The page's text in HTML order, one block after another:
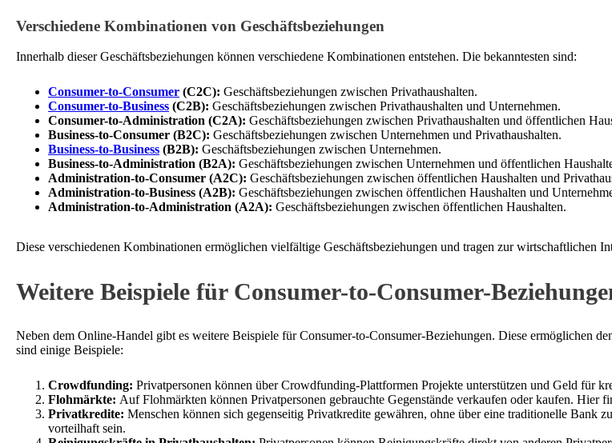
Verschiedene Kombinationen von Geschäftsbeziehungen
Innerhalb dieser Geschäftsbeziehungen können verschiedene Kombinationen entstehen. Die bekanntesten sind:
Consumer-to-Consumer (C2C): Geschäftsbeziehungen zwischen Privathaushalten.
Consumer-to-Business (C2B): Geschäftsbeziehungen zwischen Privathaushalten und Unternehmen.
Consumer-to-Administration (C2A): Geschäftsbeziehungen zwischen Privathaushalten und öffentlichen
Business-to-Consumer (B2C): Geschäftsbeziehungen zwischen Unternehmen und Privathaushalten.
Business-to-Business (B2B): Geschäftsbeziehungen zwischen Unternehmen.
Business-to-Administration (B2A): Geschäftsbeziehungen zwischen Unternehmen und öffentlichen
Administration-to-Consumer (A2C): Geschäftsbeziehungen zwischen öffentlichen Haushalten und
Administration-to-Business (A2B): Geschäftsbeziehungen zwischen öffentlichen Haushalten und
Administration-to-Administration (A2A): Geschäftsbeziehungen zwischen öffentlichen Haushalten.
Diese verschiedenen Kombinationen ermöglichen vielfältige Geschäftsbeziehungen und tragen zur wirtschaftlichen
Weitere Beispiele für Consumer-to-Consumer-
Neben dem Online-Handel gibt es weitere Beispiele für Consumer-to-Consumer-Beziehungen. Diese ermöglichen
sind einige Beispiele:
Crowdfunding: Privatpersonen können über Crowdfunding-Plattformen Projekte unterstützen und Geld für
Flohmärkte: Auf Flohmärkten können Privatpersonen gebrauchte Gegenstände verkaufen oder kaufen. Hier
Privatkredite: Menschen können sich gegenseitig Privatkredite gewähren, ohne über eine traditionelle
vorteilhaft sein.